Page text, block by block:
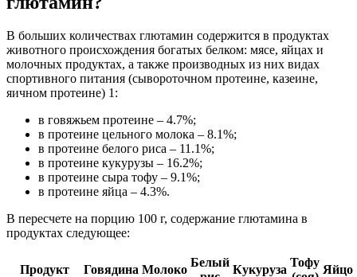
В больших количествах глютамин содержится в продуктах
животного происхождения богатых белком: мясе, яйцах и
молочных продуктах, а также производных из них видах
спортивного питания (сывороточном протеине, казеине,
яичном протеине) 1:
в говяжьем протеине – 4.7%;
в протеине цельного молока – 8.1%;
в протеине белого риса – 11.1%;
в протеине кукурузы – 16.2%;
в протеине сыра тофу – 9.1%;
в протеине яйца – 4.3%.
В пересчете на порцию 100 г, содержание глютамина в
продуктах следующее:
Продукт Говядина Молоко
Белый
Кукуруза
Тофу
Яйцо